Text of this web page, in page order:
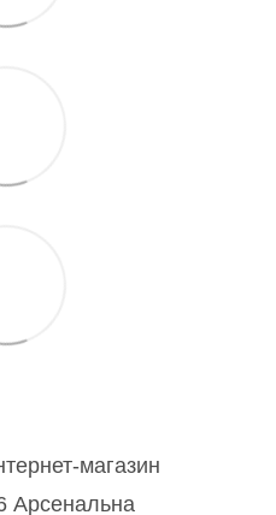
магазин
Арсенальна